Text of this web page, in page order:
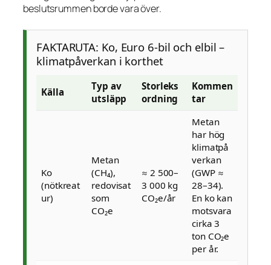
beslutsrummen borde vara över.
FAKTARUTA: Ko, Euro 6-bil och elbil –
klimatpåverkan i korthet
Källa
Typ av
utsläpp
Storleks
ordning
Kommen
tar
Ko
(nötkreat
ur)
Metan
(CH₄),
redovisat
som
CO₂e
≈ 2 500–
3 000 kg
CO₂e/år
Metan
har hög
klimatpå
verkan
(GWP ≈
28–34).
En ko kan
motsvara
cirka 3
ton CO₂e
per år.